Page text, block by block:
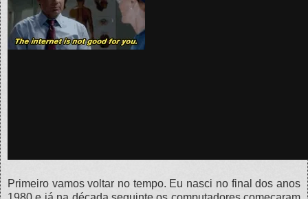
Primeiro vamos voltar no tempo. Eu nasci no final dos anos